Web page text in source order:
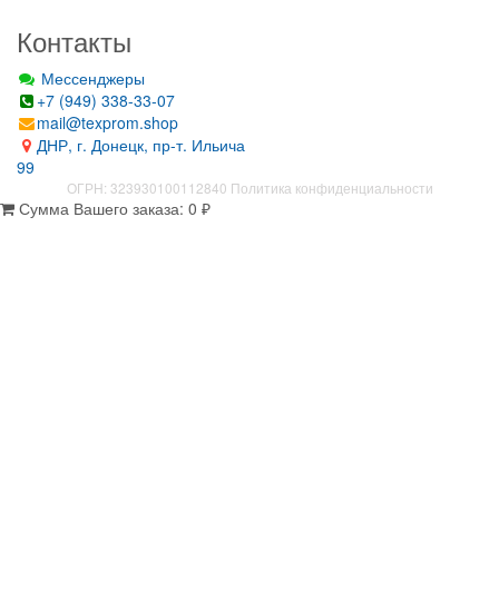
Контакты
Мессенджеры
+7 (949) 338-33-07
mail@texprom.shop
ДНР, г. Донецк, пр-т. Ильича
99
ОГРН: 323930100112840 Политика конфиденциальности
Сумма Вашего заказа: 0 ₽